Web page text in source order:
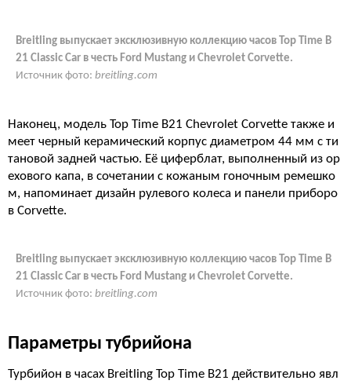
Breitling выпускает эксклюзивную коллекцию часов Top Time B
21 Classic Car в честь Ford Mustang и Chevrolet Corvette.
Источник фото: breitling.com
Наконец, модель Top Time B21 Chevrolet Corvette также и
меет черный керамический корпус диаметром 44 мм с ти
тановой задней частью. Её циферблат, выполненный из ор
ехового капа, в сочетании с кожаным гоночным ремешко
м, напоминает дизайн рулевого колеса и панели приборо
в Corvette.
Breitling выпускает эксклюзивную коллекцию часов Top Time B
21 Classic Car в честь Ford Mustang и Chevrolet Corvette.
Источник фото: breitling.com
Параметры тубрийона
Турбийон в часах Breitling Top Time B21 действительно явл